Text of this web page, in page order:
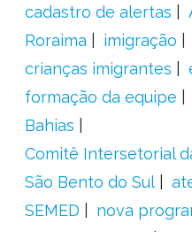
cadastro de alertas
Roraima
imigração
crianças imigrantes
formação da equipe
Bahias
Comitê Intersetorial
São Bento do Sul
SEMED
nova